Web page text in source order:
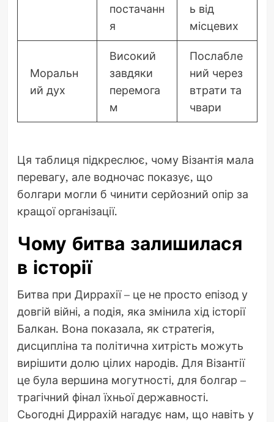
постачанн
я
ь від
місцевих
Моральн
ий дух
Високий
завдяки
перемога
м
Послабле
ний через
втрати та
чвари
Ця таблиця підкреслює, чому Візантія мала
перевагу, але водночас показує, що
болгари могли б чинити серйозний опір за
кращої організації.
Чому битва залишилася
в історії
Битва при Диррахії – це не просто епізод у
довгій війні, а подія, яка змінила хід історії
Балкан. Вона показала, як стратегія,
дисципліна та політична хитрість можуть
вирішити долю цілих народів. Для Візантії
це була вершина могутності, для болгар –
трагічний фінал їхньої державності.
Сьогодні Диррахій нагадує нам, що навіть у